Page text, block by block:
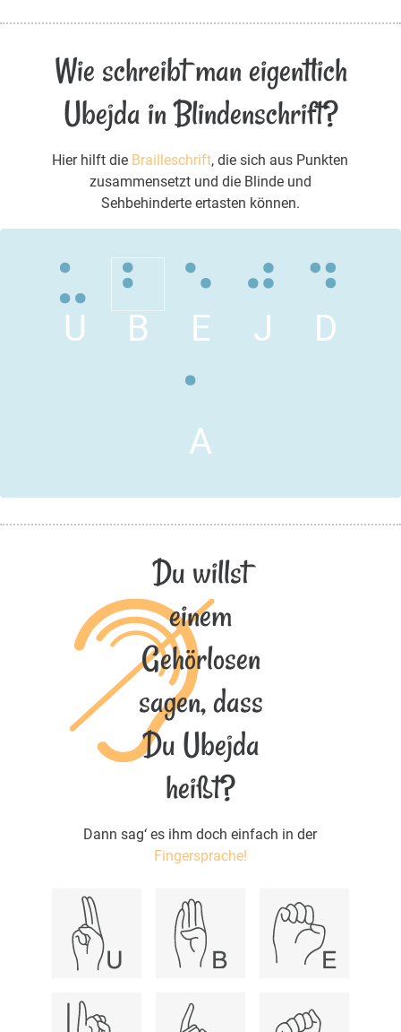
Wie schreibt man eigentlich
Ubejda in Blindenschrift?
Hier hilft die Brailleschrift, die sich aus Punkten
zusammensetzt und die Blinde und
Sehbehinderte ertasten können.
U B E J D
A
Du willst
einem
Gehörlosen
sagen, dass
Du Ubejda
heißt?
Dann sag‘ es ihm doch einfach in der
Fingersprache!